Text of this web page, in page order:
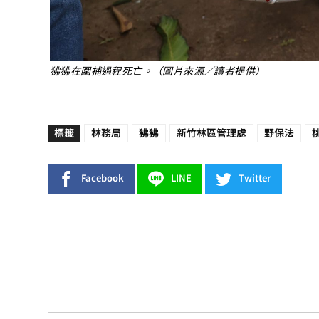
狒狒在圍捕過程死亡。（圖片來源／讀者提供）
標籤 林務局 狒狒 新竹林區管理處 野保法
Facebook LINE Twitter